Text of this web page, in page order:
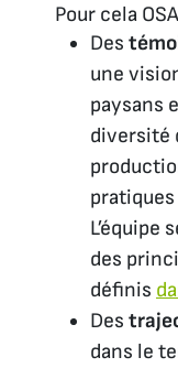
Pour cela
Des
une
paysans
diversité
L’équipe
des
définis
Des
dans le